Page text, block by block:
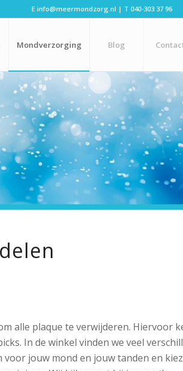
E info@meermondzorg.nl | T 040-303 37 96
Mondverzorging Blog
alle plaque te verwijderen. Hiervoor
In de winkel vinden we veel
jouw mond en jouw tanden en